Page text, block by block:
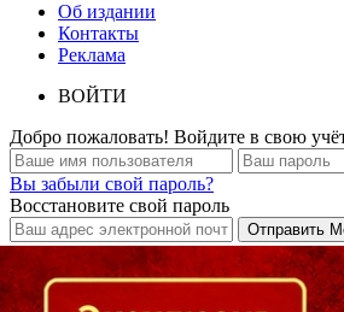
Об издании
Контакты
Реклама
ВОЙТИ
Добро пожаловать! Войдите в свою
Вы забыли свой пароль?
Восстановите свой пароль
Кто есть кто в Байкальском регионе